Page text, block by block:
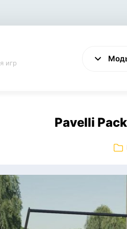
игр
Pavelli